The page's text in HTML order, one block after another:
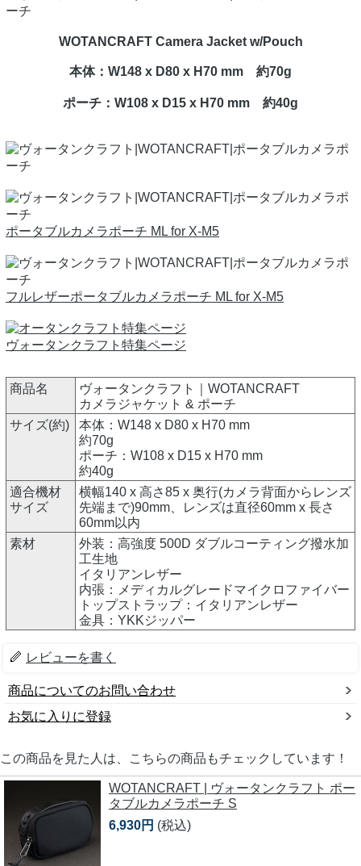
WOTANCRAFT Camera Jacket w/Pouch
本体：W148 x D80 x H70 mm 約70g
ポーチ：W108 x D15 x H70 mm 約40g
ポータブルカメラポーチ ML for X-M5
フルレザーポータブルカメラポーチ ML for X-M5
ヴォータンクラフト特集ページ
商品名
ヴォータンクラフト｜WOTANCRAFT
カメラジャケット & ポーチ
サイズ(約)
本体：W148 x D80 x H70 mm
約70g
ポーチ：W108 x D15 x H70 mm
約40g
適合機材
サイズ
横幅140 x 高さ85 x 奥行(カメラ背面からレンズ
先端まで)90mm、レンズは直径60mm x 長さ
60mm以内
素材
外装：高強度 500D ダブルコーティング撥水加
工生地
イタリアンレザー
内張：メディカルグレードマイクロファイバー
トップストラップ：イタリアンレザー
金具：YKKジッパー
レビューを書く
商品についてのお問い合わせ
お気に入りに登録
この商品を見た人は、こちらの商品もチェックしています！
WOTANCRAFT | ヴォータンクラフト ポー
タブルカメラポーチ S
6,930円 (税込)